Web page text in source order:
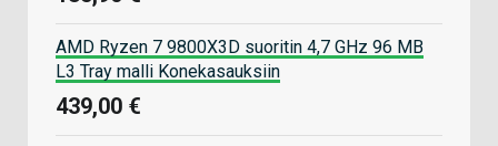
AMD Ryzen 7 9800X3D suoritin 4,7 GHz 96 MB
L3 Tray malli Konekasauksiin
439,00 €